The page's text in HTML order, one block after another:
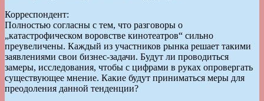
Корреспондент:
Полностью согласны с тем, что разговоры о
„катастрофическом воровстве кинотеатров“ сильно
преувеличены. Каждый из участников рынка решает такими
заявлениями свои бизнес-задачи. Будут ли проводиться
замеры, исследования, чтобы с цифрами в руках опровергать
существующее мнение. Какие будут приниматься меры для
преодоления данной тенденции?